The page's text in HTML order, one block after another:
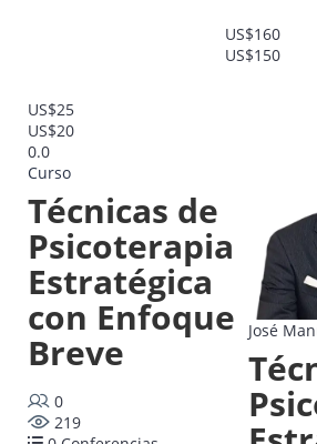
US$160
US$150
US$25
US$20
0.0
Curso
Técnicas de
Psicoterapia
Estratégica
con Enfoque
Breve
0
219
José